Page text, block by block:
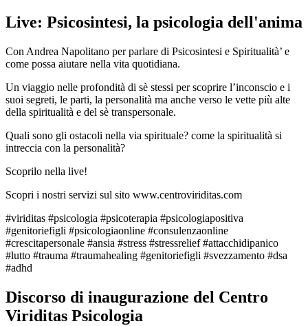
Live: Psicosintesi, la psicologia dell'anima
Con Andrea Napolitano per parlare di Psicosintesi e Spiritualità’ e
come possa aiutare nella vita quotidiana.
Un viaggio nelle profondità di sè stessi per scoprire l’inconscio e i
suoi segreti, le parti, la personalità ma anche verso le vette più alte
della spiritualità e del sè transpersonale.
Quali sono gli ostacoli nella via spirituale? come la spiritualità si
intreccia con la personalità?
Scoprilo nella live!
Scopri i nostri servizi sul sito www.centroviriditas.com
#viriditas #psicologia #psicoterapia #psicologiapositiva
#genitoriefigli #psicologiaonline #consulenzaonline
#crescitapersonale #ansia #stress #stressrelief #attacchidipanico
#lutto #trauma #traumahealing #genitoriefigli #svezzamento #dsa
#adhd
Discorso di inaugurazione del Centro
Viriditas Psicologia